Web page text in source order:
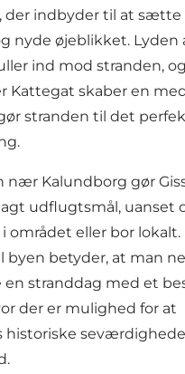
der indbyder til at sætte
nyde øjeblikket. Lyden
ind mod stranden,
Kattegat skaber en
stranden til det
nær Kalundborg gør
udflugtsmål, uanset
området eller bor lokalt.
byen betyder, at man
stranddag med et
der er mulighed for at
historiske